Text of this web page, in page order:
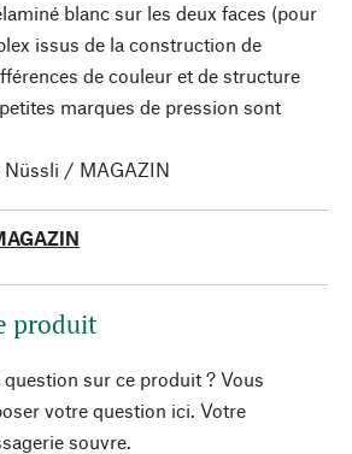
blanc sur les deux faces (pour
issus de la construction de
de couleur et de structure
marques de pression sont
Nüssli / MAGAZIN
produit
question sur ce produit ? Vous
votre question ici. Votre
souvre.